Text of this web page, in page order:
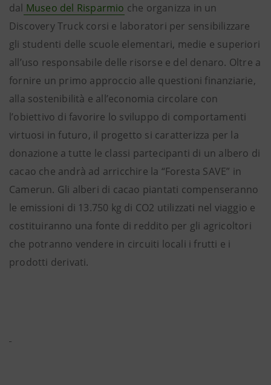
dal Museo del Risparmio che organizza in un
Discovery Truck corsi e laboratori per sensibilizzare
gli studenti delle scuole elementari, medie e superiori
all’uso responsabile delle risorse e del denaro. Oltre a
fornire un primo approccio alle questioni finanziarie,
alla sostenibilità e all’economia circolare con
l’obiettivo di favorire lo sviluppo di comportamenti
virtuosi in futuro, il progetto si caratterizza per la
donazione a tutte le classi partecipanti di un albero di
cacao che andrà ad arricchire la “Foresta SAVE” in
Camerun. Gli alberi di cacao piantati compenseranno
le emissioni di 13.750 kg di CO2 utilizzati nel viaggio e
costituiranno una fonte di reddito per gli agricoltori
che potranno vendere in circuiti locali i frutti e i
prodotti derivati.